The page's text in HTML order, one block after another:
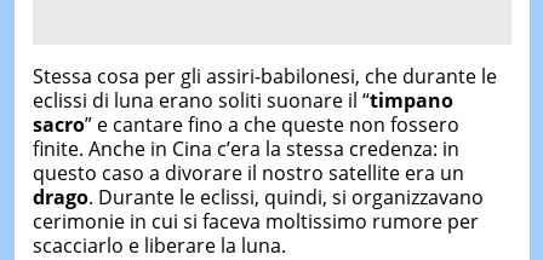
Stessa cosa per gli assiri-babilonesi, che durante le
eclissi di luna erano soliti suonare il “timpano
sacro” e cantare fino a che queste non fossero
finite. Anche in Cina c’era la stessa credenza: in
questo caso a divorare il nostro satellite era un
drago. Durante le eclissi, quindi, si organizzavano
cerimonie in cui si faceva moltissimo rumore per
scacciarlo e liberare la luna.